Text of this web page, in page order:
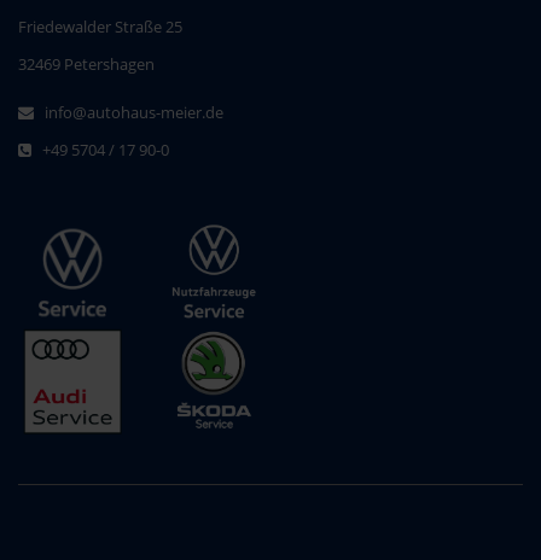
Friedewalder Straße 25
32469 Petershagen
info@autohaus-meier.de
+49 5704 / 17 90-0